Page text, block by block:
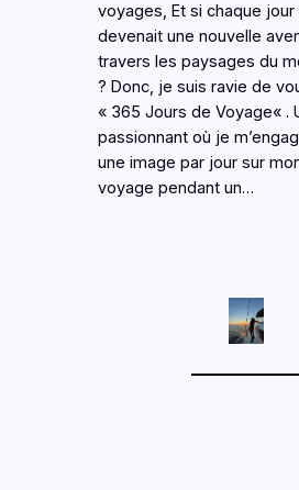
voyages, Et si chaque jour
devenait une nouvelle
travers les paysages du
? Donc, je suis ravie de
« 365 Jours de Voyage« .
passionnant où je
une image par jour sur
voyage pendant un…